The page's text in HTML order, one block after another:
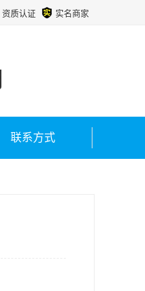
资质认证 实名商家
联系方式